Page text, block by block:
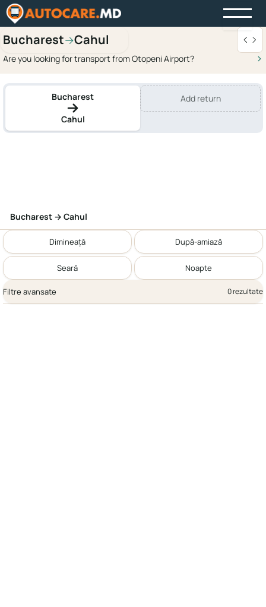
Bucharest→Cahul
Are you looking for transport from Otopeni Airport?
Bucharest
Cahul
Add return
Bucharest → Cahul
Dimineață După-amiază
Seară Noapte
Filtre avansate 0 rezultate